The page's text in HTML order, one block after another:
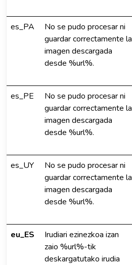
es_PA
No se pudo procesar ni
guardar correctamente la
imagen descargada
desde %url%.
es_PE
No se pudo procesar ni
guardar correctamente la
imagen descargada
desde %url%.
es_UY
No se pudo procesar ni
guardar correctamente la
imagen descargada
desde %url%.
eu_ES
Irudiari ezinezkoa izan
zaio %url%-tik
deskargatutako irudia